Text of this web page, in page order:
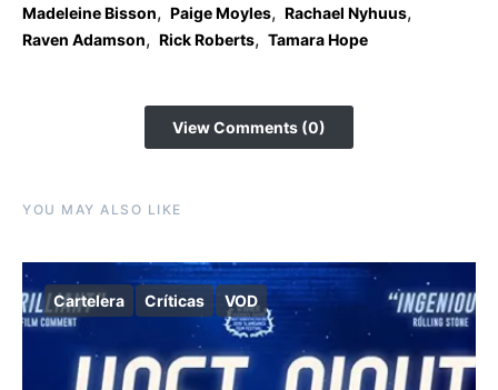
Madeleine Bisson, Paige Moyles, Rachael Nyhuus,
Raven Adamson, Rick Roberts, Tamara Hope
View Comments (0)
YOU MAY ALSO LIKE
Cartelera Críticas VOD